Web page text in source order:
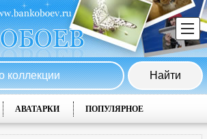
АВАТАРКИ ПОПУЛЯРНОЕ